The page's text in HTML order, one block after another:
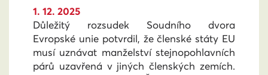
1. 12. 2025
Důležitý rozsudek Soudního dvora
Evropské unie potvrdil, že členské státy EU
musí uznávat manželství stejnopohlavních
párů uzavřená v jiných členských zemích.